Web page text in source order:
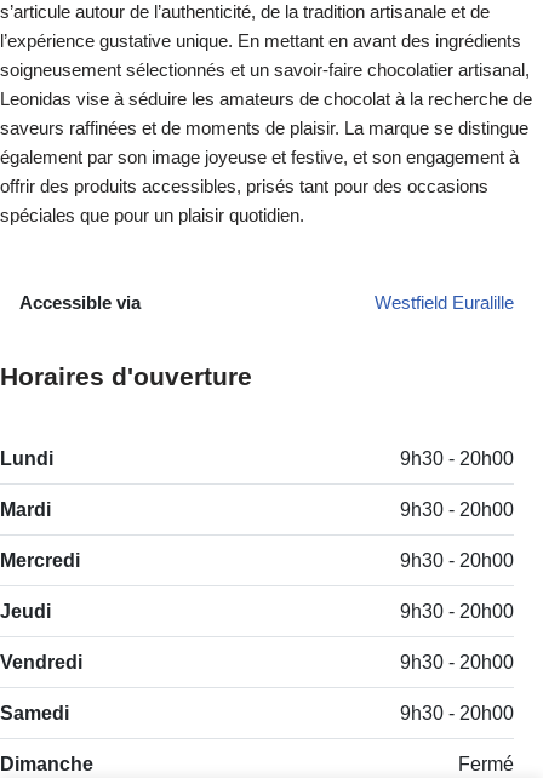
s’articule autour de l’authenticité, de la tradition artisanale et de
l’expérience gustative unique. En mettant en avant des ingrédients
soigneusement sélectionnés et un savoir-faire chocolatier artisanal,
Leonidas vise à séduire les amateurs de chocolat à la recherche de
saveurs raffinées et de moments de plaisir. La marque se distingue
également par son image joyeuse et festive, et son engagement à
offrir des produits accessibles, prisés tant pour des occasions
spéciales que pour un plaisir quotidien.
Accessible via Westfield Euralille
Horaires d'ouverture
Lundi 9h30 - 20h00
Mardi 9h30 - 20h00
Mercredi 9h30 - 20h00
Jeudi 9h30 - 20h00
Vendredi 9h30 - 20h00
Samedi 9h30 - 20h00
Dimanche Fermé